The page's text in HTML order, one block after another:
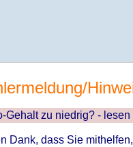
Gehalt zu niedrig? - lesen
Dank, dass Sie mithelfen,